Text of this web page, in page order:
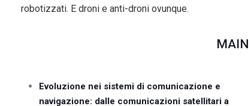
robotizzati. E droni e anti-droni ovunque.
MAIN
Evoluzione nei sistemi di comunicazione e
navigazione: dalle comunicazioni satellitari a